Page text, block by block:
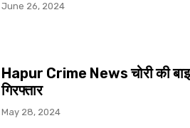
June 26, 2024
Hapur Crime News चोरी की
गिरफ्तार
May 28, 2024